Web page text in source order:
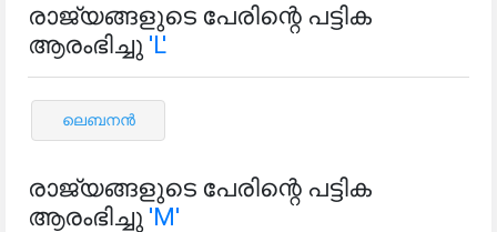
രാജ്യങ്ങളുടെ പേരിന്റെ പട്ടിക
ആരംഭിച്ചു 'L'
ലെബനൻ
രാജ്യങ്ങളുടെ പേരിന്റെ പട്ടിക
ആരംഭിച്ചു 'M'